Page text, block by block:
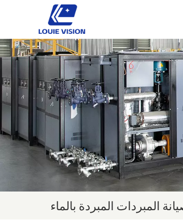
المبردات المبردة بالماء